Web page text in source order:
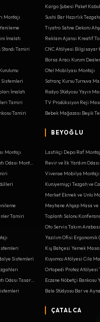
Montajı
İmalatı
Tamiri
Sistemleri
İmalatı
Tamiri
Tamiri
Kargo Şubesi Paket
Sushi Bar Hazırlık
Tiyatro Sahne Dekoru
Reklam Ajansı Kreatif
CNC Atölyesi Bilgisayar
Borsa Aracı Kurum
Otel Mobilyası Montajı
Satranç Kursu Turnuva
Radyo Stüdyosu Yayın
TV Prodüksiyon Reji
Bebek Mağazası Beşik
Montajı
Tamiri
Sistemleri
BEYOĞLU
Lastikçi Depo Raf
Revir ve İlk Yardım
Vivense Mobilya Montajı
Kuruyemişçi Tezgah ve
Market Ekmek ve Unlu
Meyhane Ahşap Masa ve
Toplantı Salonu
Oto Servis Takım
Kış Bahçesi Yemek
Kuyumcu Atölyesi Cila
Ortopedi Protez Atölyesi
Eczane Nöbetçi Bankosu
Bale Stüdyosu Bar ve
ÇATALCA